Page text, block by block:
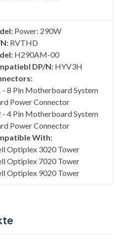
Power: 290W
RVTHD
H290AM-00
DP/N: HYV3H
- 8 Pin Motherboard System
Power Connector
- 4 Pin Motherboard System
Power Connector
With:
Optiplex 3020 Tower
Optiplex 7020 Tower
Optiplex 9020 Tower